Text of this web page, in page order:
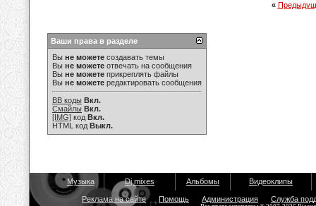
«
Ваши права в разделе
Вы не можете создавать темы
Вы не можете отвечать на сообщения
Вы не можете прикреплять файлы
Вы не можете редактировать сообщения
BB коды Вкл.
Смайлы Вкл.
[IMG] код Вкл.
HTML код Выкл.
Музыка Dj mixes Альбомы Видеоклипы
Реклама на сайте Помощь Администрация Служба